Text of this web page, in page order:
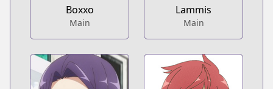
Boxxo
Main
Lammis
Main